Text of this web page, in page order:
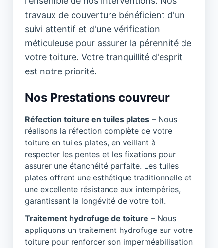
travaux de couverture bénéficient d'un
suivi attentif et d'une vérification
méticuleuse pour assurer la pérennité de
votre toiture. Votre tranquillité d'esprit
est notre priorité.
Nos Prestations couvreur
Réfection toiture en tuiles plates – Nous
réalisons la réfection complète de votre
toiture en tuiles plates, en veillant à
respecter les pentes et les fixations pour
assurer une étanchéité parfaite. Les tuiles
plates offrent une esthétique traditionnelle et
une excellente résistance aux intempéries,
garantissant la longévité de votre toit.
Traitement hydrofuge de toiture – Nous
appliquons un traitement hydrofuge sur votre
toiture pour renforcer son imperméabilisation